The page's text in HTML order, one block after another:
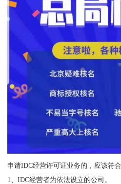
申请IDC经营许可证业务的，应该符
1、IDC经营者为依法设立的公司。